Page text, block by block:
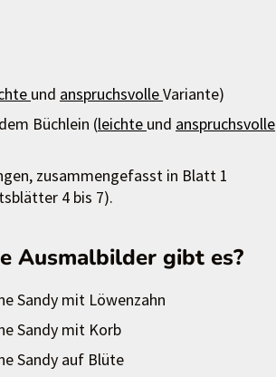
und anspruchsvolleVariante)
Büchlein (leichte und anspruchsvolle
zusammengefasst in Blatt 1
4 bis 7).
Ausmalbilder gibt es?
Sandy mit Löwenzahn
Sandy mit Korb
Sandy auf Blüte